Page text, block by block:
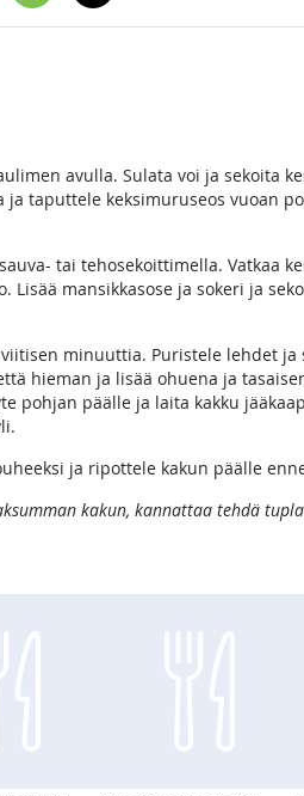
avulla. Sulata voi ja sekoita
taputtele keksimuruseos vuoan
tai tehosekoittimella. Vatkaa
Lisää mansikkasose ja sokeri ja
minuuttia. Puristele lehdet
hieman ja lisää ohuena ja
pohjan päälle ja laita kakku
ja ripottele kakun päälle
kakun, kannattaa tehdä